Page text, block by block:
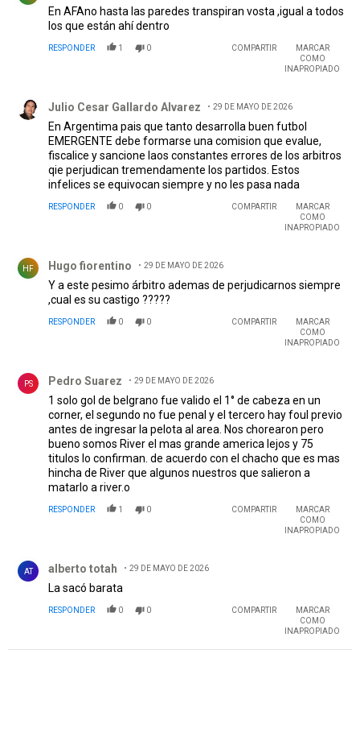
En AFAno hasta las paredes transpiran vosta ,igual a todos
los que están ahí dentro
RESPONDER 1 0 COMPARTIR
MARCAR
COMO
INAPROPIADO
Julio Cesar Gallardo Alvarez 29 DE MAYO DE 2026
En Argentima pais que tanto desarrolla buen futbol
EMERGENTE debe formarse una comision que evalue,
fiscalice y sancione laos constantes errores de los arbitros
qie perjudican tremendamente los partidos. Estos
infelices se equivocan siempre y no les pasa nada
RESPONDER 0 0 COMPARTIR
MARCAR
COMO
INAPROPIADO
HF Hugo fiorentino 29 DE MAYO DE 2026
Y a este pesimo árbitro ademas de perjudicarnos siempre
,cual es su castigo ?????
RESPONDER 0 0 COMPARTIR
MARCAR
COMO
INAPROPIADO
PS Pedro Suarez 29 DE MAYO DE 2026
1 solo gol de belgrano fue valido el 1° de cabeza en un
corner, el segundo no fue penal y el tercero hay foul previo
antes de ingresar la pelota al area. Nos chorearon pero
bueno somos River el mas grande america lejos y 75
titulos lo confirman. de acuerdo con el chacho que es mas
hincha de River que algunos nuestros que salieron a
matarlo a river.o
RESPONDER 1 0 COMPARTIR
MARCAR
COMO
INAPROPIADO
AT alberto totah 29 DE MAYO DE 2026
La sacó barata
RESPONDER 0 0 COMPARTIR
MARCAR
COMO
INAPROPIADO